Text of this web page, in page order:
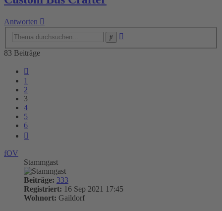
Antworten
83 Beiträge
1
2
3
4
5
6
fOV
Stammgast
Beiträge: 333
Registriert: 16 Sep 2021 17:45
Wohnort: Gaildorf